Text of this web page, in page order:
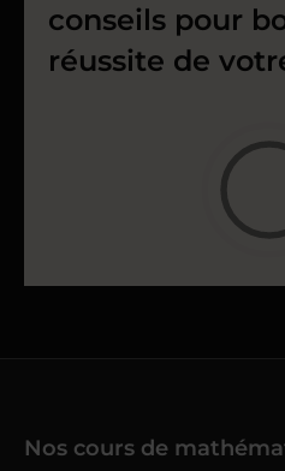
conseils pour
réussite de
Nos cours de